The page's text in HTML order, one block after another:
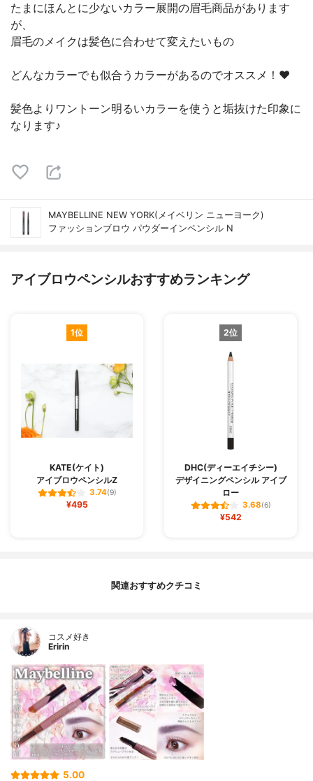
たまにほんとに少ないカラー展開の眉毛商品があります
が、
眉毛のメイクは髪色に合わせて変えたいもの
どんなカラーでも似合うカラーがあるのでオススメ！❤️
髪色よりワントーン明るいカラーを使うと垢抜けた印象に
なります♪
MAYBELLINE NEW YORK(メイベリン ニューヨーク)
ファッションブロウ パウダーイン​ペンシル N
アイブロウペンシルおすすめランキング
1位
KATE(ケイト)
アイブロウペンシルZ
3.74(9)
¥495
2位
DHC(ディーエイチシー)
デザイニングペンシル アイブ
ロー
3.68(6)
¥542
関連おすすめクチコミ
コスメ好き
Eririn
5.00